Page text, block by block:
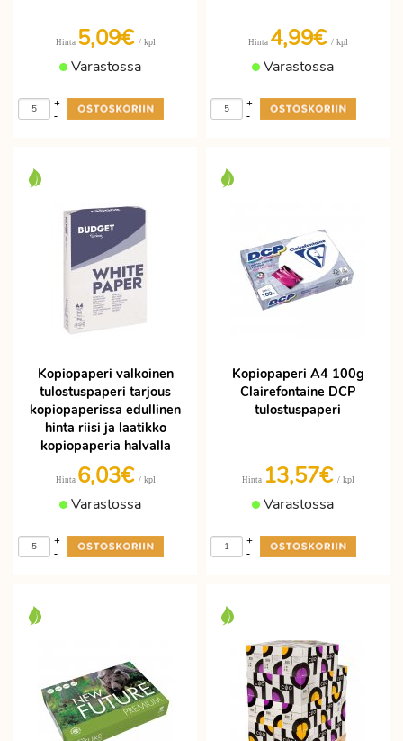
Hinta 5,09€ / kpl
Varastossa
-
+
Hinta 4,99€ / kpl
Varastossa
-
+
Kopiopaperi valkoinen
tulostuspaperi tarjous
kopiopaperissa edullinen
hinta riisi ja laatikko
kopiopaperia halvalla
Hinta 6,03€ / kpl
Varastossa
-
+
Kopiopaperi A4 100g
Clairefontaine DCP
tulostuspaperi
Hinta 13,57€ / kpl
Varastossa
-
+